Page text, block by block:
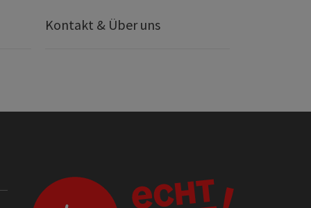
Kontakt & Über uns